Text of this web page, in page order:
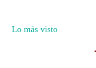
Lo más visto